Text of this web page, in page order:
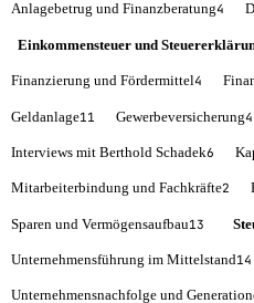
Anlagebetrug und Finanzberatung4
Einkommensteuer und
Finanzierung und Fördermittel4
Geldanlage11 Gewerbeversicherung4
Interviews mit Berthold Schadek6
Mitarbeiterbindung und Fachkräfte2
Sparen und Vermögensaufbau13
Unternehmensführung im Mittelstand14
Unternehmensnachfolge und